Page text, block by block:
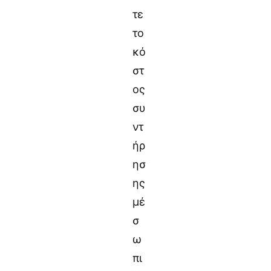
τε
το
κό
στ
ος
συ
ντ
ήρ
ησ
ης
μέ
σ
ω
πι